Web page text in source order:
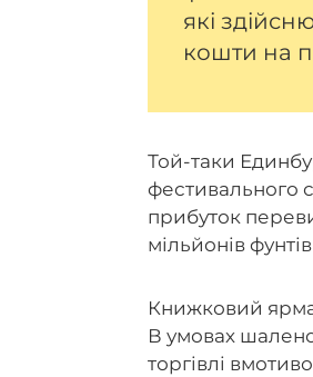
які
кошти на
Той-таки
фестивального
прибуток
мільйонів
Книжковий
В умовах
торгівлі